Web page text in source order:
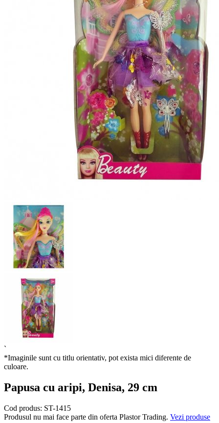
`
*Imaginile sunt cu titlu orientativ, pot exista mici diferente de
culoare.
Papusa cu aripi, Denisa, 29 cm
Cod produs: ST-1415
Produsul nu mai face parte din oferta Plastor Trading. Vezi produse